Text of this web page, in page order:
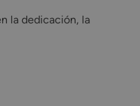
la dedicación, la